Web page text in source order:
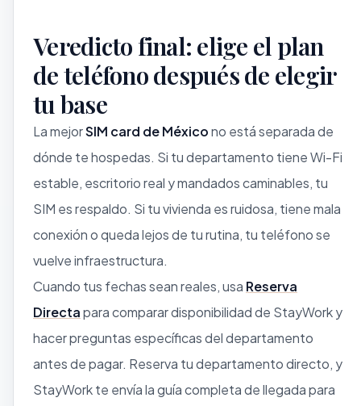
Veredicto final: elige el plan
de teléfono después de elegir
tu base
La mejorSIM card de Méxicono está separada de
dónde te hospedas. Si tu departamento tiene Wi-Fi
estable, escritorio real y mandados caminables, tu
SIM es respaldo. Si tu vivienda es ruidosa, tiene mala
conexión o queda lejos de tu rutina, tu teléfono se
vuelve infraestructura.
Cuando tus fechas sean reales, usa Reserva
Directapara comparar disponibilidad de StayWork y
hacer preguntas específicas del departamento
antes de pagar. Reserva tu departamento directo, y
StayWork te envía la guía completa de llegada para